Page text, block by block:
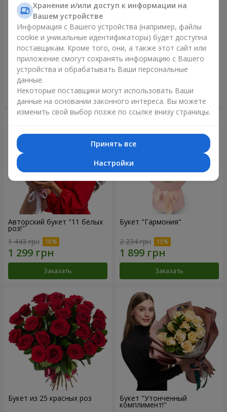
Цветы в коробке "Счастья
не избежать"
1 599 грн
Заказать
Букет в упаковке "21
красная роза!"
2 499 грн
Заказать
Авторский букет "11 белых
роз!"
1 443 грн
Заказать
Букет "Гармония"
2 234 грн
Заказать
Букет из 25 красных роз Букет "Утонченный
комплимент!"
Хранение и/или доступ к информации на
Вашем устройстве
Информация с Вашего устройства (например, файлы
cookie и уникальные идентификаторы) будет доступна
поставщикам. Кроме того, они, а также этот сайт или
приложение смогут сохранять информацию с Вашего
устройства и обрабатывать Ваши персональные
данные.
Некоторые поставщики могут использовать Ваши
данные на основании законного интереса. Вы можете
изменить свой выбор позже по ссылке внизу страницы.
Принять все
Настройки